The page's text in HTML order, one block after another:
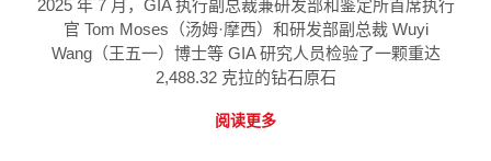
2025 年 7 月，GIA 执行副总裁兼研发部和鉴定所首席执行
官 Tom Moses（汤姆·摩西）和研发部副总裁 Wuyi
Wang（王五一）博士等 GIA 研究人员检验了一颗重达
2,488.32 克拉的钻石原石
阅读更多